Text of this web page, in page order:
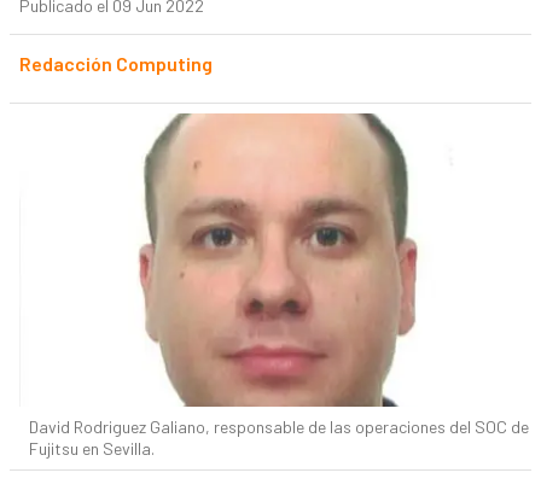
Publicado el 09 Jun 2022
Redacción Computing
David Rodriguez Galiano, responsable de las operaciones del SOC de
Fujitsu en Sevilla.